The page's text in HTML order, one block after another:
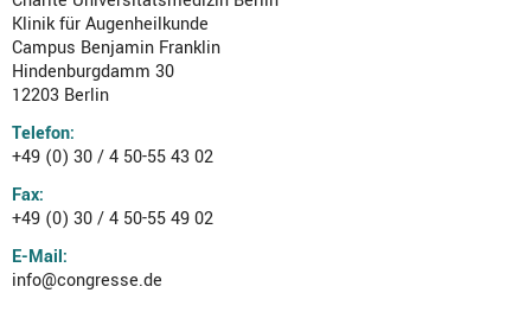
Klinik für Augenheilkunde
Campus Benjamin Franklin
Hindenburgdamm 30
12203 Berlin
Telefon:
+49 (0) 30 / 4 50-55 43 02
Fax:
+49 (0) 30 / 4 50-55 49 02
E-Mail:
info@congresse.de